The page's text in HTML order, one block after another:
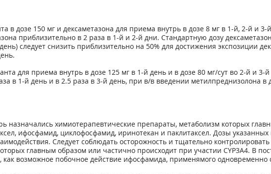
дозе 150 мг и дексаметазона для приема внутрь в дозе 8 мг в 1-й, 2-й и 3-
приблизительно в 2 раза в 1-й и 2-й дни. Стандартную дозу
следует снизить приблизительно на 50% для достижения экспозиции
для приема внутрь в дозе 125 мг в 1-й день и в дозе 80 мг/сут во 2-й и 3-
в 1-й день и в 2.5 раза в 3-й день, при в/в введении метилпреднизолона в
назначались химиотерапевтические препараты, метаболизм которых
ифосфамид, циклофосфамид, иринотекан и паклитаксел. Дозы
Следует соблюдать осторожность и тщательно
главным образом или частично происходит при участии CYP3A4. В
возможное побочное действие ифосфамида, применямого одновременно